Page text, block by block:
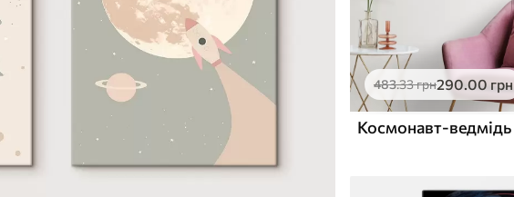
483.33грн290.00 грн
Космонавт-ведмідь